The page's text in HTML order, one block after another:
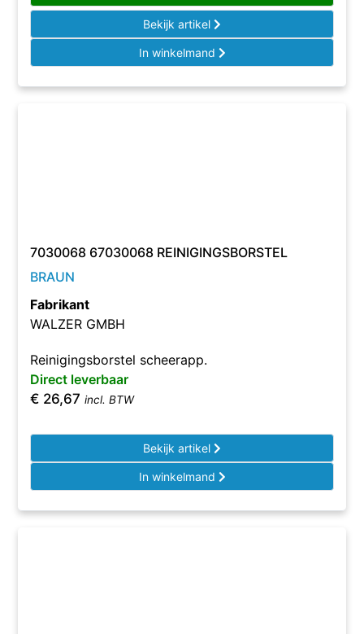
Bekijk artikel
In winkelmand
7030068 67030068 REINIGINGSBORSTEL
BRAUN
Fabrikant
WALZER GMBH
Reinigingsborstel scheerapp.
Direct leverbaar
€ 26,67 incl. BTW
Bekijk artikel
In winkelmand